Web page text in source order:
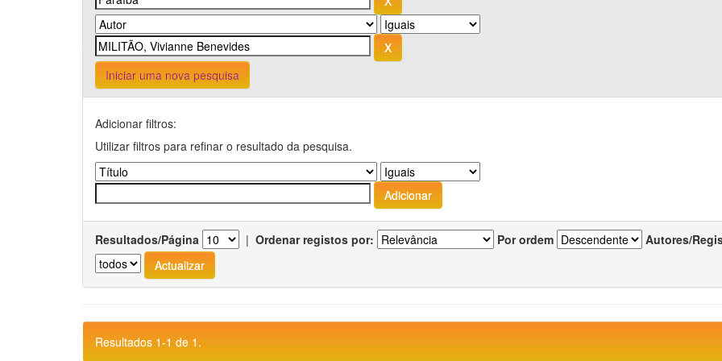
Iniciar uma nova pesquisa
Adicionar filtros:
Utilizar filtros para refinar o resultado da pesquisa.
Resultados/Página | Ordenar registos por: Por ordem Autores/
Resultados 1-1 de 1.